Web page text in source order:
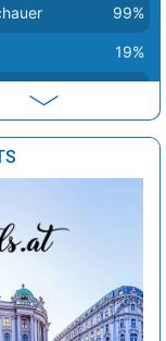
2%
40%
6%
99%
19%
16%
11%